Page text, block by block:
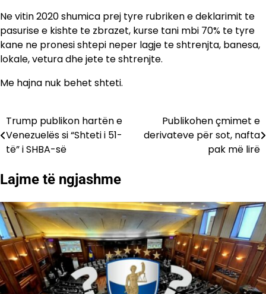
Ne vitin 2020 shumica prej tyre rubriken e deklarimit te
pasurise e kishte te zbrazet, kurse tani mbi 70% te tyre
kane ne pronesi shtepi neper lagje te shtrenjta, banesa,
lokale, vetura dhe jete te shtrenjte.
Me hajna nuk behet shteti.
Lëvizje
te
Trump publikon hartën e
Venezuelës si “Shteti i 51-
të” i SHBA-së
Publikohen çmimet e
derivateve për sot, nafta
pak më lirë
Lajme të ngjashme